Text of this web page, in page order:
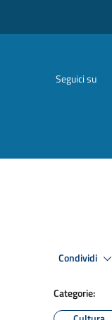
Seguici su
Condividi
Categorie: